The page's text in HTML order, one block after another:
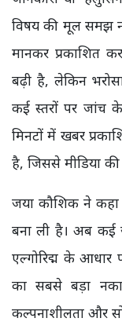
विषय की मूल समझ
मानकर प्रकाशित
बढ़ी है, लेकिन
कई स्तरों पर जांच
मिनटों में खबर
है, जिससे मीडिया की
जया कौशिक ने
बना ली है। अब कई
एल्गोरिद्म के
का सबसे बड़ा
कल्पनाशीलता और